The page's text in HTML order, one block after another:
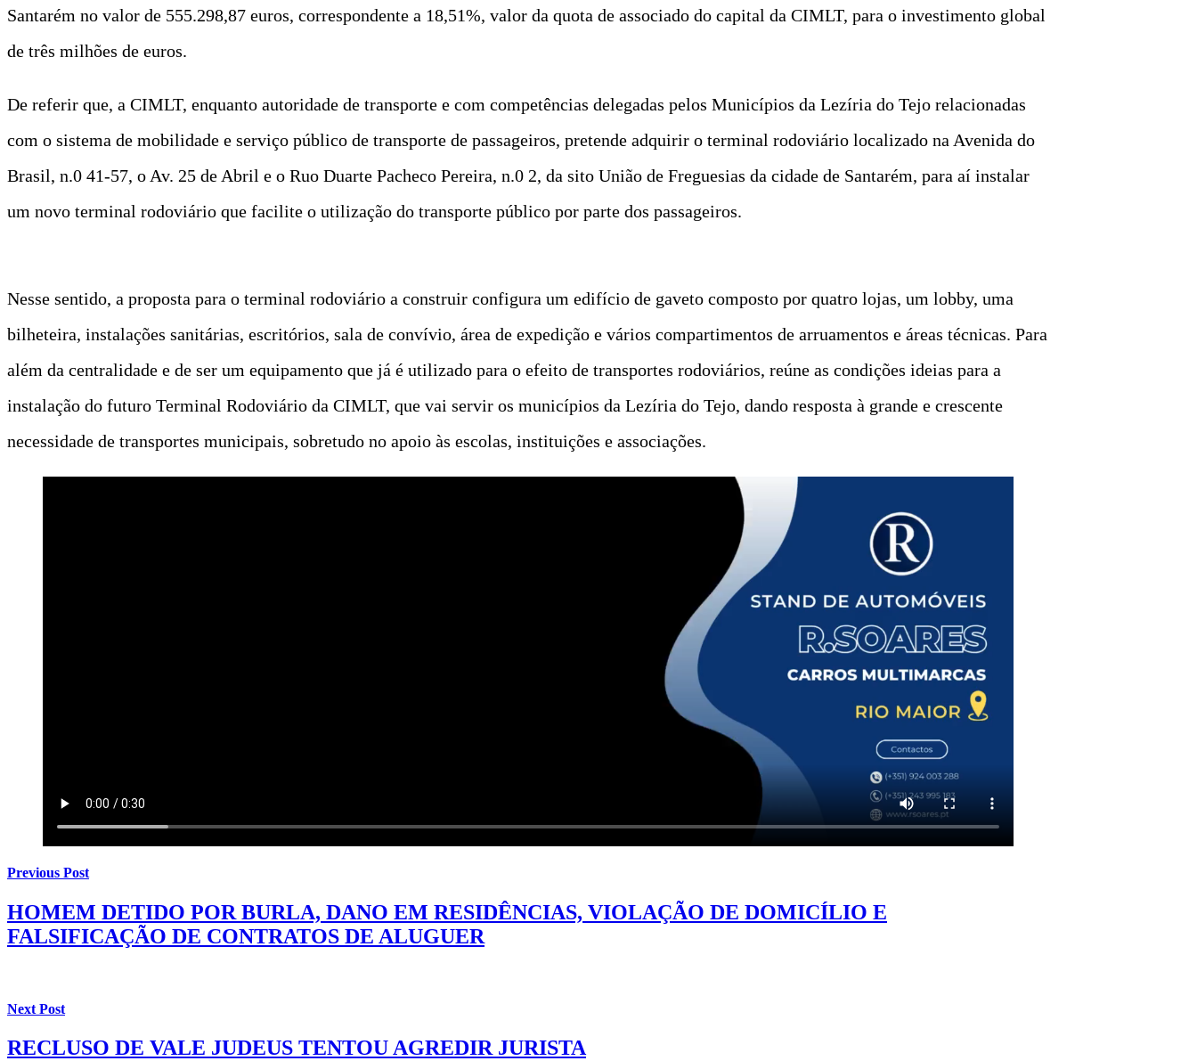
Santarém no valor de 555.298,87 euros, correspondente a 18,51%, valor da quota de associado do capital da CIMLT, para o investimento global
de três milhões de euros.
De referir que, a CIMLT, enquanto autoridade de transporte e com competências delegadas pelos Municípios da Lezíria do Tejo relacionadas
com o sistema de mobilidade e serviço público de transporte de passageiros, pretende adquirir o terminal rodoviário localizado na Avenida do
Brasil, n.0 41-57, o Av. 25 de Abril e o Ruo Duarte Pacheco Pereira, n.0 2, da sito União de Freguesias da cidade de Santarém, para aí instalar
um novo terminal rodoviário que facilite o utilização do transporte público por parte dos passageiros.
Nesse sentido, a proposta para o terminal rodoviário a construir configura um edifício de gaveto composto por quatro lojas, um lobby, uma
bilheteira, instalações sanitárias, escritórios, sala de convívio, área de expedição e vários compartimentos de arruamentos e áreas técnicas. Para
além da centralidade e de ser um equipamento que já é utilizado para o efeito de transportes rodoviários, reúne as condições ideias para a
instalação do futuro Terminal Rodoviário da CIMLT, que vai servir os municípios da Lezíria do Tejo, dando resposta à grande e crescente
necessidade de transportes municipais, sobretudo no apoio às escolas, instituições e associações.
Previous Post
HOMEM DETIDO POR BURLA, DANO EM RESIDÊNCIAS, VIOLAÇÃO DE DOMICÍLIO E
FALSIFICAÇÃO DE CONTRATOS DE ALUGUER
Next Post
RECLUSO DE VALE JUDEUS TENTOU AGREDIR JURISTA